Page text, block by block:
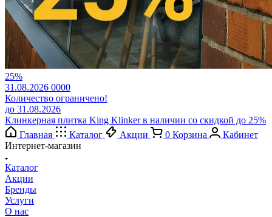
25%
31.08.2026 0000
Количество ограничено!
до 31.08.2026
Клинкерная плитка King Klinker в наличии со скидкой до 25%
Главная
Каталог Акции 0 Корзина
Кабинет
Интернет-магазин
Каталог
Акции
Бренды
Услуги
О нас